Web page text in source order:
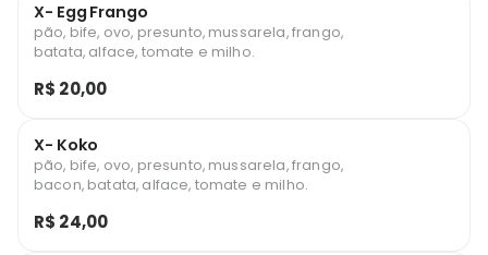
X- Egg Frango
pão, bife, ovo, presunto, mussarela, frango,
batata, alface, tomate e milho.
R$ 20,00
X- Koko
pão, bife, ovo, presunto, mussarela, frango,
bacon, batata, alface, tomate e milho.
R$ 24,00